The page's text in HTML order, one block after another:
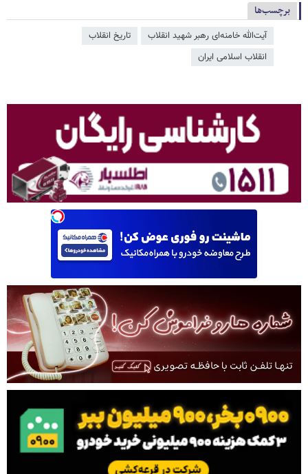
برچسب‌ها
آیت‌الله خامنه‌ای رهبر شهید انقلاب
تاریخ انقلاب
انقلاب اسلامی ایران